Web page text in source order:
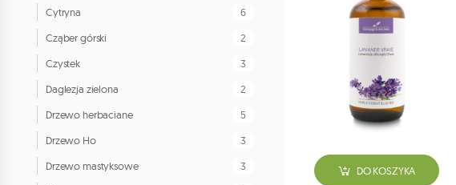
Cytryna 6
Cząber górski 2
Czystek 3
Daglezja zielona 2
Drzewo herbaciane 5
Drzewo Ho 3
Drzewo mastyksowe 3 DO KOSZYKA